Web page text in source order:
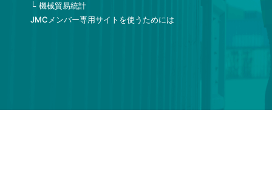
機械貿易統計
JMCメンバー専用サイトを使うためには